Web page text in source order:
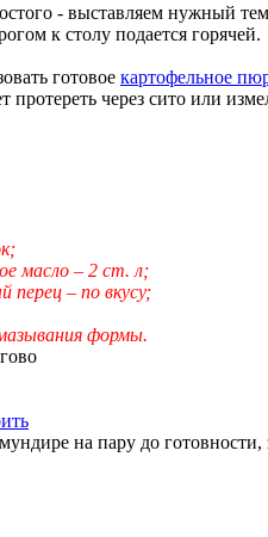
- выставляем нужный
к столу подается горячей.
готовое картофельное
протереть через сито или
масло – 2 ст. л;
перец – по вкусу;
формы.
на пару до